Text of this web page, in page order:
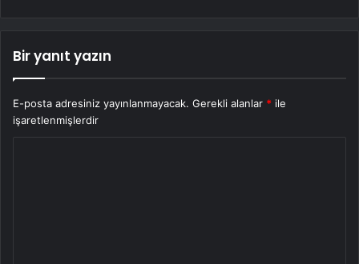
Bir yanıt yazın
E-posta adresiniz yayınlanmayacak. Gerekli alanlar * ile
işaretlenmişlerdir